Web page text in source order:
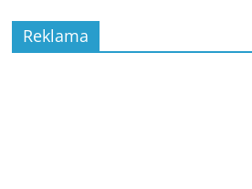
Reklama